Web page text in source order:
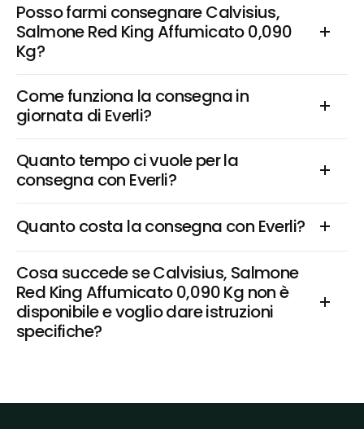
Posso farmi consegnare Calvisius,
Salmone Red King Affumicato 0,090
Kg?
Come funziona la consegna in
giornata di Everli?
Quanto tempo ci vuole per la
consegna con Everli?
Quanto costa la consegna con Everli?
Cosa succede se Calvisius, Salmone
Red King Affumicato 0,090 Kg non è
disponibile e voglio dare istruzioni
specifiche?